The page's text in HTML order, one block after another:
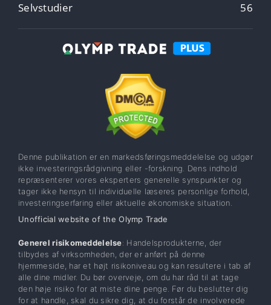
Selvstudier
56
Denne publikation er en markedsføringsmeddelelse og udgør
ikke investeringsrådgivning eller -forskning. Dens indhold
repræsenterer vores eksperters generelle synspunkter og
tager ikke hensyn til individuelle læseres personlige forhold,
investeringserfaring eller aktuelle økonomiske situation.
Unofficial website of the Olymp Trade
Generel risikomeddelelse: Handelsprodukterne, der
tilbydes af virksomheden, der er anført på denne
hjemmeside, har et højt risikoniveau og kan resultere i tab af
alle dine midler. Du bør overveje, om du har råd til at tage
den høje risiko for at miste dine penge. Før du beslutter dig
for at handle, skal du sikre dig, at du forstår de involverede